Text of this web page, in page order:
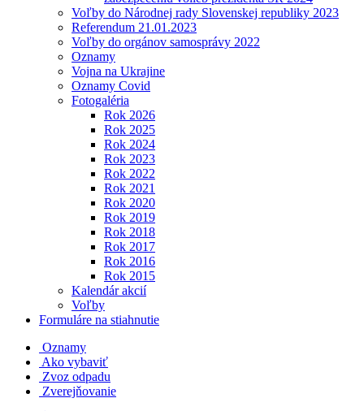
Voľby do Národnej rady Slovenskej republiky 2023
Referendum 21.01.2023
Voľby do orgánov samosprávy 2022
Oznamy
Vojna na Ukrajine
Oznamy Covid
Fotogaléria
Rok 2026
Rok 2025
Rok 2024
Rok 2023
Rok 2022
Rok 2021
Rok 2020
Rok 2019
Rok 2018
Rok 2017
Rok 2016
Rok 2015
Kalendár akcií
Voľby
Formuláre na stiahnutie
Oznamy
Ako vybaviť
Zvoz odpadu
Zverejňovanie